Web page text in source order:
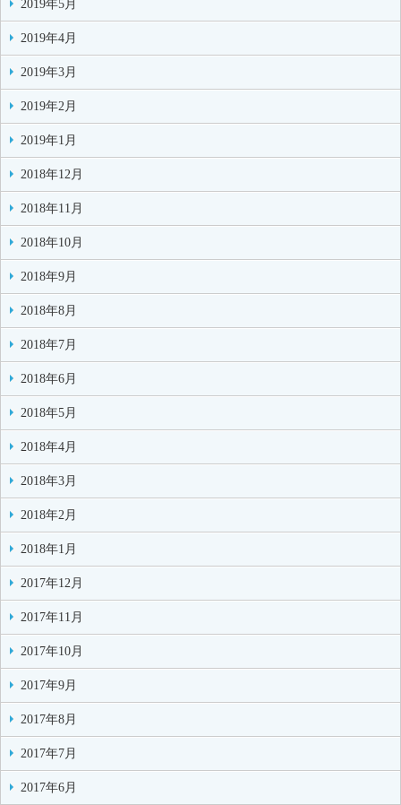
2019年5月
2019年4月
2019年3月
2019年2月
2019年1月
2018年12月
2018年11月
2018年10月
2018年9月
2018年8月
2018年7月
2018年6月
2018年5月
2018年4月
2018年3月
2018年2月
2018年1月
2017年12月
2017年11月
2017年10月
2017年9月
2017年8月
2017年7月
2017年6月